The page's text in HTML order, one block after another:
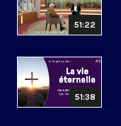
51:22
51:38